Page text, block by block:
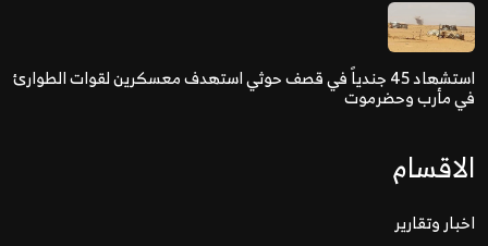
استشهاد 45 جندياً في قصف حوثي استهدف معسكرين لقوات الطوارئ
في مأرب وحضرموت
الاقسام
اخبار وتقارير